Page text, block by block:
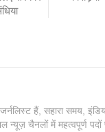
हैं, सहारा समय,
न्यूज़ चैनलों में महत्वपूर्ण पदों